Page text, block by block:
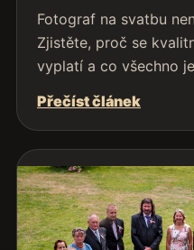
Fotograf na svatbu
Zjistěte, proč se
vyplatí a co všechno
Přečíst článek